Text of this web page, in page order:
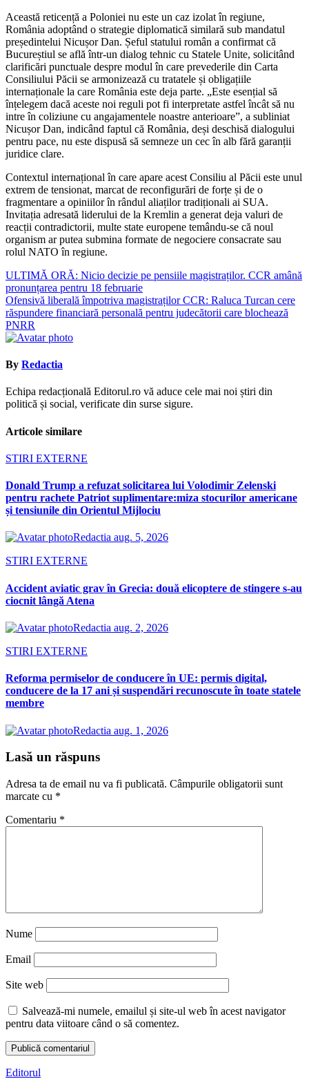
Această reticență a Poloniei nu este un caz izolat în regiune,
România adoptând o strategie diplomatică similară sub mandatul
președintelui Nicușor Dan. Șeful statului român a confirmat că
Bucureștiul se află într-un dialog tehnic cu Statele Unite, solicitând
clarificări punctuale despre modul în care prevederile din Carta
Consiliului Păcii se armonizează cu tratatele și obligațiile
internaționale la care România este deja parte. „Este esențial să
înțelegem dacă aceste noi reguli pot fi interpretate astfel încât să nu
intre în coliziune cu angajamentele noastre anterioare”, a subliniat
Nicușor Dan, indicând faptul că România, deși deschisă dialogului
pentru pace, nu este dispusă să semneze un cec în alb fără garanții
juridice clare.
Contextul internațional în care apare acest Consiliu al Păcii este unul
extrem de tensionat, marcat de reconfigurări de forțe și de o
fragmentare a opiniilor în rândul aliaților tradiționali ai SUA.
Invitația adresată liderului de la Kremlin a generat deja valuri de
reacții contradictorii, multe state europene temându-se că noul
organism ar putea submina formate de negociere consacrate sau
rolul NATO în regiune.
Navigare
în
articole
ULTIMĂ ORĂ: Nicio decizie pe pensiile magistraților. CCR amână
pronunțarea pentru 18 februarie
Ofensivă liberală împotriva magistraților CCR: Raluca Turcan cere
răspundere financiară personală pentru judecătorii care blochează
PNRR
By Redactia
Echipa redacțională Editorul.ro vă aduce cele mai noi știri din
politică și social, verificate din surse sigure.
Articole similare
STIRI EXTERNE
Donald Trump a refuzat solicitarea lui Volodimir Zelenski
pentru rachete Patriot suplimentare:miza stocurilor americane
și tensiunile din Orientul Mijlociu
Redactia aug. 5, 2026
STIRI EXTERNE
Accident aviatic grav în Grecia: două elicoptere de stingere s-au
ciocnit lângă Atena
Redactia aug. 2, 2026
STIRI EXTERNE
Reforma permiselor de conducere în UE: permis digital,
conducere de la 17 ani și suspendări recunoscute în toate statele
membre
Redactia aug. 1, 2026
Lasă un răspuns
Adresa ta de email nu va fi publicată. Câmpurile obligatorii sunt
marcate cu *
Comentariu *
Nume
Email
Site web
Salvează-mi numele, emailul și site-ul web în acest navigator
pentru data viitoare când o să comentez.
Editorul